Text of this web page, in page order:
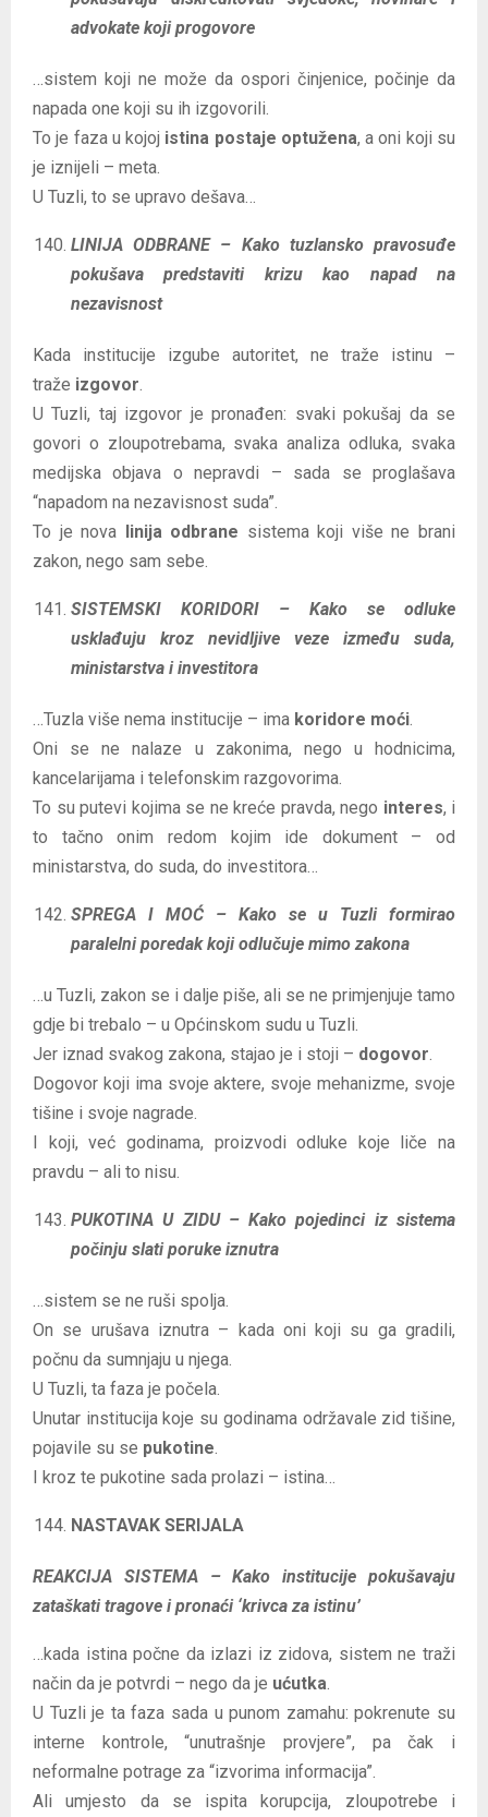
advokate koji progovore
…sistem koji ne može da ospori činjenice, počinje da
napada one koji su ih izgovorili.
To je faza u kojoj istina postaje optužena, a oni koji su
je iznijeli – meta.
U Tuzli, to se upravo dešava…
LINIJA ODBRANE – Kako tuzlansko pravosuđe
pokušava predstaviti krizu kao napad na
nezavisnost
Kada institucije izgube autoritet, ne traže istinu –
traže izgovor
U Tuzli, taj izgovor je pronađen: svaki pokušaj da se
govori o zloupotrebama, svaka analiza odluka, svaka
medijska objava o nepravdi – sada se proglašava
“napadom na nezavisnost suda”.
To je nova linija odbrane sistema koji više ne brani
zakon, nego sam sebe.
SISTEMSKI KORIDORI – Kako se odluke
usklađuju kroz nevidljive veze između suda,
ministarstva i investitora
…Tuzla više nema institucije – ima koridore moći
Oni se ne nalaze u zakonima, nego u hodnicima,
kancelarijama i telefonskim razgovorima.
To su putevi kojima se ne kreće pravda, nego interes, i
to tačno onim redom kojim ide dokument – od
ministarstva, do suda, do investitora…
SPREGA I MOĆ – Kako se u Tuzli formirao
paralelni poredak koji odlučuje mimo zakona
…u Tuzli, zakon se i dalje piše, ali se ne primjenjuje tamo
gdje bi trebalo – u Općinskom sudu u Tuzli.
Jer iznad svakog zakona, stajao je i stoji – dogovor
Dogovor koji ima svoje aktere, svoje mehanizme, svoje
tišine i svoje nagrade.
I koji, već godinama, proizvodi odluke koje liče na
pravdu – ali to nisu.
PUKOTINA U ZIDU – Kako pojedinci iz sistema
počinju slati poruke iznutra
…sistem se ne ruši spolja.
On se urušava iznutra – kada oni koji su ga gradili,
počnu da sumnjaju u njega.
U Tuzli, ta faza je počela.
Unutar institucija koje su godinama održavale zid tišine,
pojavile su se pukotine
I kroz te pukotine sada prolazi – istina…
NASTAVAK SERIJALA
REAKCIJA SISTEMA – Kako institucije pokušavaju
zataškati tragove i pronaći ‘krivca za istinu’
…kada istina počne da izlazi iz zidova, sistem ne traži
način da je potvrdi – nego da je ućutka
U Tuzli je ta faza sada u punom zamahu: pokrenute su
interne kontrole, “unutrašnje provjere”, pa čak i
neformalne potrage za “izvorima informacija”.
Ali umjesto da se ispita korupcija, zloupotrebe i